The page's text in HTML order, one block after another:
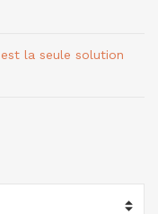
la seule solution